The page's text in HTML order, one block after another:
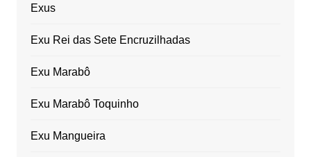
Exus
Exu Rei das Sete Encruzilhadas
Exu Marabô
Exu Marabô Toquinho
Exu Mangueira